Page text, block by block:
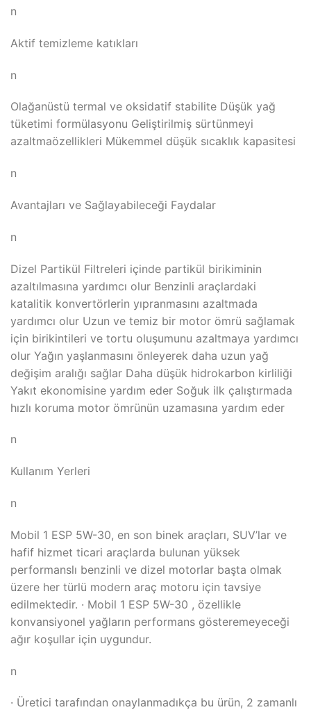
n
Aktif temizleme katıkları
n
Olağanüstü termal ve oksidatif stabilite Düşük yağ
tüketimi formülasyonu Geliştirilmiş sürtünmeyi
azaltmaözellikleri Mükemmel düşük sıcaklık kapasitesi
n
Avantajları ve Sağlayabileceği Faydalar
n
Dizel Partikül Filtreleri içinde partikül birikiminin
azaltılmasına yardımcı olur Benzinli araçlardaki
katalitik konvertörlerin yıpranmasını azaltmada
yardımcı olur Uzun ve temiz bir motor ömrü sağlamak
için birikintileri ve tortu oluşumunu azaltmaya yardımcı
olur Yağın yaşlanmasını önleyerek daha uzun yağ
değişim aralığı sağlar Daha düşük hidrokarbon kirliliği
Yakıt ekonomisine yardım eder Soğuk ilk çalıştırmada
hızlı koruma motor ömrünün uzamasına yardım eder
n
Kullanım Yerleri
n
Mobil 1 ESP 5W-30, en son binek araçları, SUV’lar ve
hafif hizmet ticari araçlarda bulunan yüksek
performanslı benzinli ve dizel motorlar başta olmak
üzere her türlü modern araç motoru için tavsiye
edilmektedir. · Mobil 1 ESP 5W-30 , özellikle
konvansiyonel yağların performans gösteremeyeceği
ağır koşullar için uygundur.
n
· Üretici tarafından onaylanmadıkça bu ürün, 2 zamanlı